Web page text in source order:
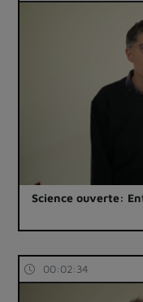
Science ouverte:
00:02:34